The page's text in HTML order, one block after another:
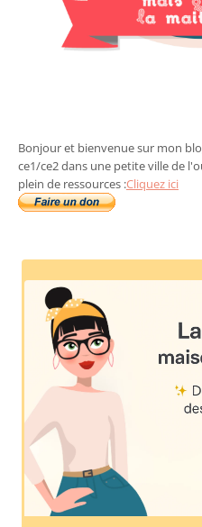
Bonjour et bienvenue sur mon
ce1/ce2 dans une petite ville de
plein de ressources :Cliquez ici